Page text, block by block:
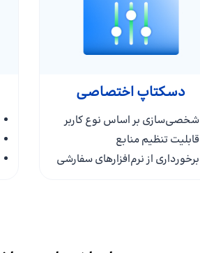
دسکتاپ اختصاصی
شخصی‌سازی بر اساس نوع کاربر
قابلیت تنظیم منابع
برخورداری از نرم‌افزارهای سفارشی